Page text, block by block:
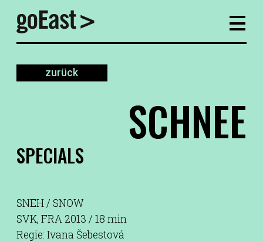
zurück
SCHNEE
SPECIALS
SNEH / SNOW
SVK, FRA 2013 / 18 min
Regie: Ivana Šebestová